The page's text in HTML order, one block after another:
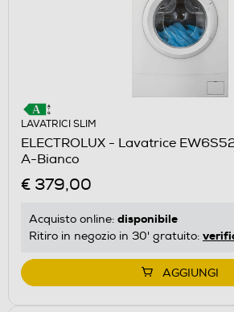
LAVATRICI SLIM
ELECTROLUX - Lavatrice
A-Bianco
€ 379,00
Acquisto online: disponibile
Ritiro in negozio in 30' gratuito:
AGGIUNGI